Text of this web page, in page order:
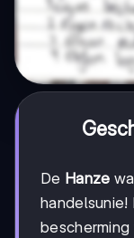
De Hanze